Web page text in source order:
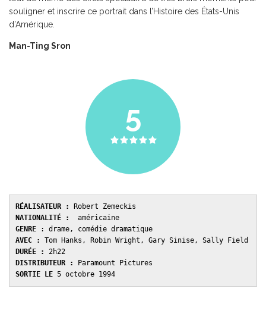
souligner et inscrire ce portrait dans l’Histoire des États-Unis
d’Amérique.
Man-Ting Sron
5
RÉALISATEUR :
Robert Zemeckis
NATIONALITÉ :
  américaine
GENRE
: drame, comédie dramatique
AVEC :
DURÉE : 2h22
DISTRIBUTEUR : Paramount Pictures
SORTIE LE 5 octobre 1994